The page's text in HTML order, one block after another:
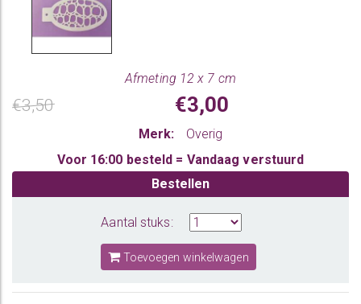
Afmeting 12 x 7 cm
€3,50 €3,00
Merk:
Overig
Voor 16:00 besteld = Vandaag verstuurd
Bestellen
Aantal stuks:
Toevoegen winkelwagen